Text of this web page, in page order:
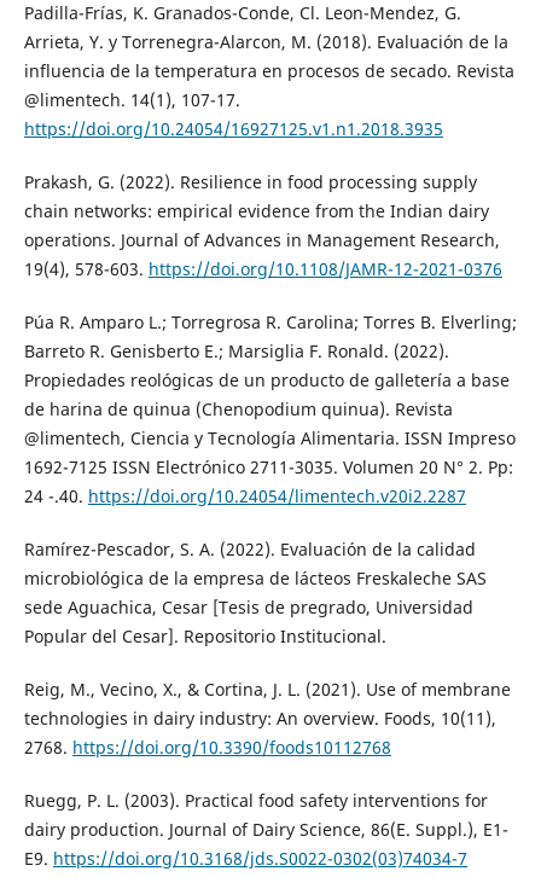
Padilla-Frías, K. Granados-Conde, Cl. Leon-Mendez, G.
Arrieta, Y. y Torrenegra-Alarcon, M. (2018). Evaluación de la
influencia de la temperatura en procesos de secado. Revista
@limentech. 14(1), 107-17.
https://doi.org/10.24054/16927125.v1.n1.2018.3935
Prakash, G. (2022). Resilience in food processing supply
chain networks: empirical evidence from the Indian dairy
operations. Journal of Advances in Management Research,
19(4), 578-603. https://doi.org/10.1108/JAMR-12-2021-0376
Púa R. Amparo L.; Torregrosa R. Carolina; Torres B. Elverling;
Barreto R. Genisberto E.; Marsiglia F. Ronald. (2022).
Propiedades reológicas de un producto de galletería a base
de harina de quinua (Chenopodium quinua). Revista
@limentech, Ciencia y Tecnología Alimentaria. ISSN Impreso
1692-7125 ISSN Electrónico 2711-3035. Volumen 20 N° 2. Pp:
24 -.40. https://doi.org/10.24054/limentech.v20i2.2287
Ramírez-Pescador, S. A. (2022). Evaluación de la calidad
microbiológica de la empresa de lácteos Freskaleche SAS
sede Aguachica, Cesar [Tesis de pregrado, Universidad
Popular del Cesar]. Repositorio Institucional.
Reig, M., Vecino, X., & Cortina, J. L. (2021). Use of membrane
technologies in dairy industry: An overview. Foods, 10(11),
2768. https://doi.org/10.3390/foods10112768
Ruegg, P. L. (2003). Practical food safety interventions for
dairy production. Journal of Dairy Science, 86(E. Suppl.), E1-
E9. https://doi.org/10.3168/jds.S0022-0302(03)74034-7